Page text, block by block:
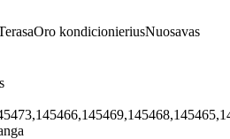
Oro kondicionieriusNuosavas